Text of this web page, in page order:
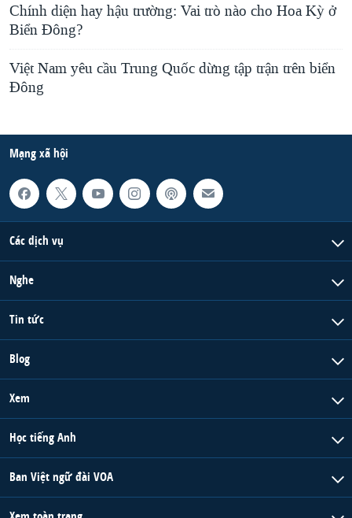
Chính diện hay hậu trường: Vai trò nào cho Hoa Kỳ ở
Biển Đông?
Việt Nam yêu cầu Trung Quốc dừng tập trận trên biển
Đông
Mạng xã hội
Các dịch vụ
Nghe
Tin tức
Blog
Xem
Học tiếng Anh
Ban Việt ngữ đài VOA